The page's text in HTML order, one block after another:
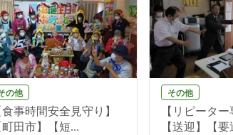
の他
食事時間安全見守り】
町田市】【短...
その他
【リピータ
【送迎】【要